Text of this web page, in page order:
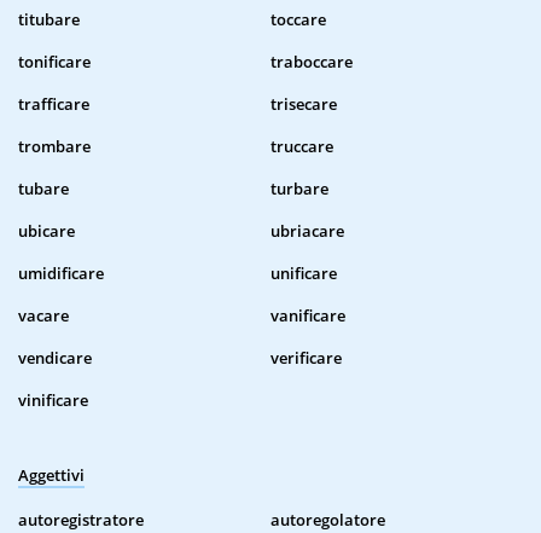
titubare
toccare
tonificare
traboccare
trafficare
trisecare
trombare
truccare
tubare
turbare
ubicare
ubriacare
umidificare
unificare
vacare
vanificare
vendicare
verificare
vinificare
Aggettivi
autoregistratore
autoregolatore